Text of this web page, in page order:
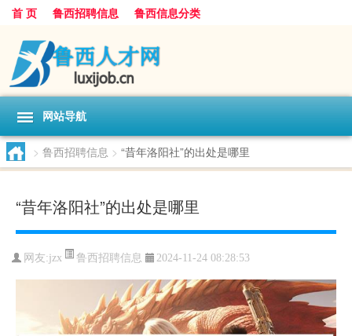
首 页 鲁西招聘信息 鲁西信息分类
网站导航
> 鲁西招聘信息 > “昔年洛阳社”的出处是哪里
“昔年洛阳社”的出处是哪里
网友:jzx 鲁西招聘信息 2024-11-24 08:28:53